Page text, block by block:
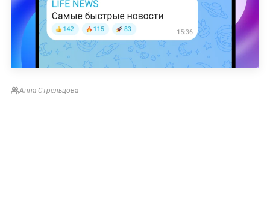
Анна Стрельцова